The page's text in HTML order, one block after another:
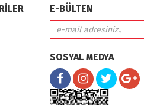
E-BÜLTEN
SOSYAL MEDYA